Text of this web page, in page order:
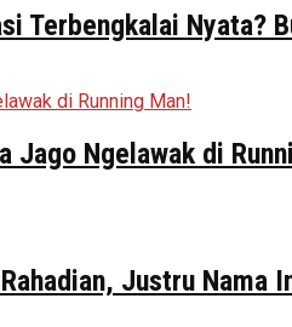
Terbengkalai Nyata?
Jago Ngelawak di
Justru Nama